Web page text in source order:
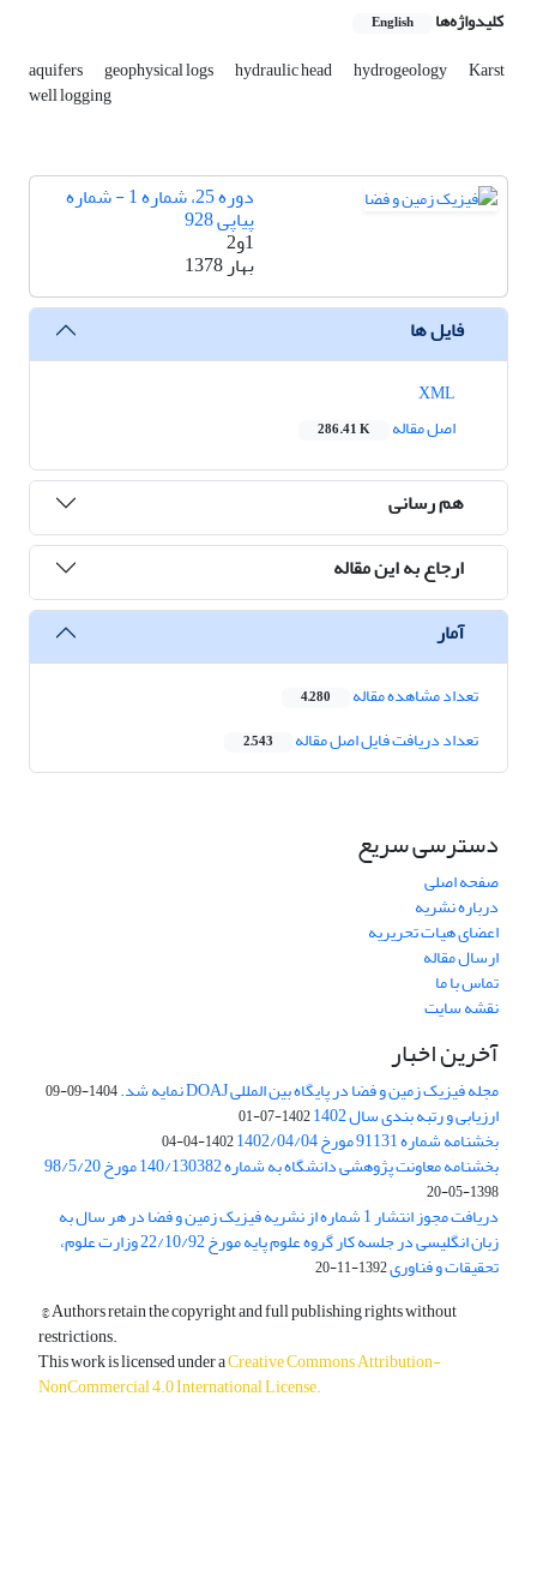
کلیدواژه‌ها English
aquifers geophysical logs hydraulic head hydrogeology Karst
well logging
دوره 25، شماره 1 - شماره
پیاپی 928
1و2
بهار 1378
فایل ها
اصل مقاله
286.41 K
هم رسانی
ارجاع به این مقاله
آمار
تعداد مشاهده مقاله 4,280
تعداد دریافت فایل اصل مقاله 2,543
دسترسی سریع
صفحه اصلی
درباره نشریه
اعضای هیات تحریریه
ارسال مقاله
تماس با ما
نقشه سایت
آخرین اخبار
مجله فیزیک زمین و فضا در پایگاه بین المللی DOAJ نمایه شد. 1404-09-09
ارزیابی و رتبه بندی سال 1402 1402-07-01
بخشنامه شماره 91131 مورخ 1402/04/04 1402-04-04
بخشنامه معاونت پژوهشی دانشگاه به شماره 140/130382 مورخ 98/5/20
1398-05-20
دریافت مجوز انتشار 1 شماره از نشریه فیزیک زمین و فضا در هر سال به
زبان انگلیسی در جلسه کار گروه علوم پایه مورخ 22/10/92 وزارت علوم،
تحقیقات و فناوری1392-11-20
© Authors retain the copyright and full publishing rights without
restrictions.
This work is licensed under aCreative Commons Attribution-
NonCommercial 4.0 International License.